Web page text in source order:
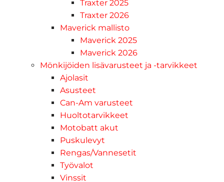
Traxter 2025
Traxter 2026
Maverick mallisto
Maverick 2025
Maverick 2026
Mönkijöiden lisävarusteet ja -tarvikkeet
Ajolasit
Asusteet
Can-Am varusteet
Huoltotarvikkeet
Motobatt akut
Puskulevyt
Rengas/Vannesetit
Työvalot
Vinssit